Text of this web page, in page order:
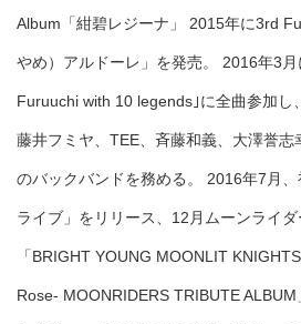
Album「紺碧レジーナ」 2015年に3rd
やめ）アルドーレ」を発売。 2016年3
Furuuchi with 10 legends｣に全曲参加し
藤井フミヤ、TEE、斉藤和義、大澤誉志
のバックバンドを務める。 2016年7月
ライブ」をリリース、12月ムーンライ
「BRIGHT YOUNG MOONLIT
Rose- MOONRIDERS TRIBUTE